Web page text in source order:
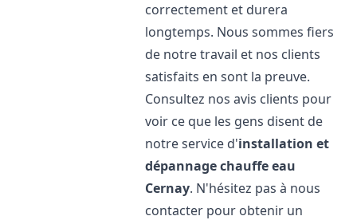
correctement et durera
longtemps. Nous sommes fiers
de notre travail et nos clients
satisfaits en sont la preuve.
Consultez nos avis clients pour
voir ce que les gens disent de
notre service d'installation et
dépannage chauffe eau
Cernay. N'hésitez pas à nous
contacter pour obtenir un